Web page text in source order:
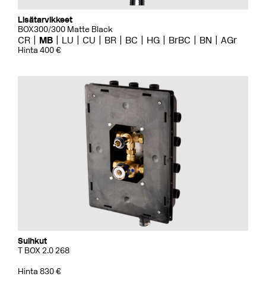
Lisätarvikkeet
BOX300/300 Matte Black
CR MB LU CU BR BC HG BrBC BN AGr
Hinta 400 €
Suihkut
T BOX 2.0 268
Hinta 830 €